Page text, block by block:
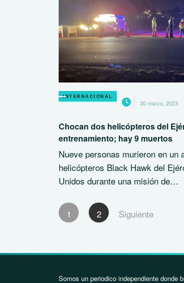
INTERNACIONAL
30 marzo, 2023
Chocan dos helicópteros del
entrenamiento; hay 9 muertos
Nueve personas murieron en un
helicópteros Black Hawk del
Unidos durante una misión de…
Paginación
de
1 2 Siguiente
Somos un periodico independiente donde